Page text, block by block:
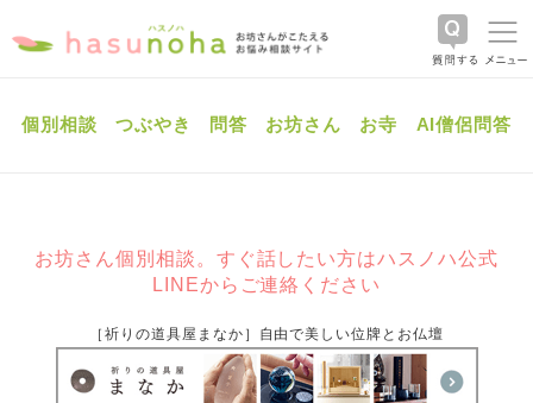
個別相談 つぶやき 問答 お坊さん お寺 AI僧侶問答
お坊さん個別相談。すぐ話したい方はハスノハ公式
LINEからご連絡ください
［祈りの道具屋まなか］自由で美しい位牌とお仏壇